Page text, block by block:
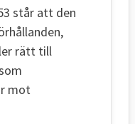
står att den
rätt till
mot